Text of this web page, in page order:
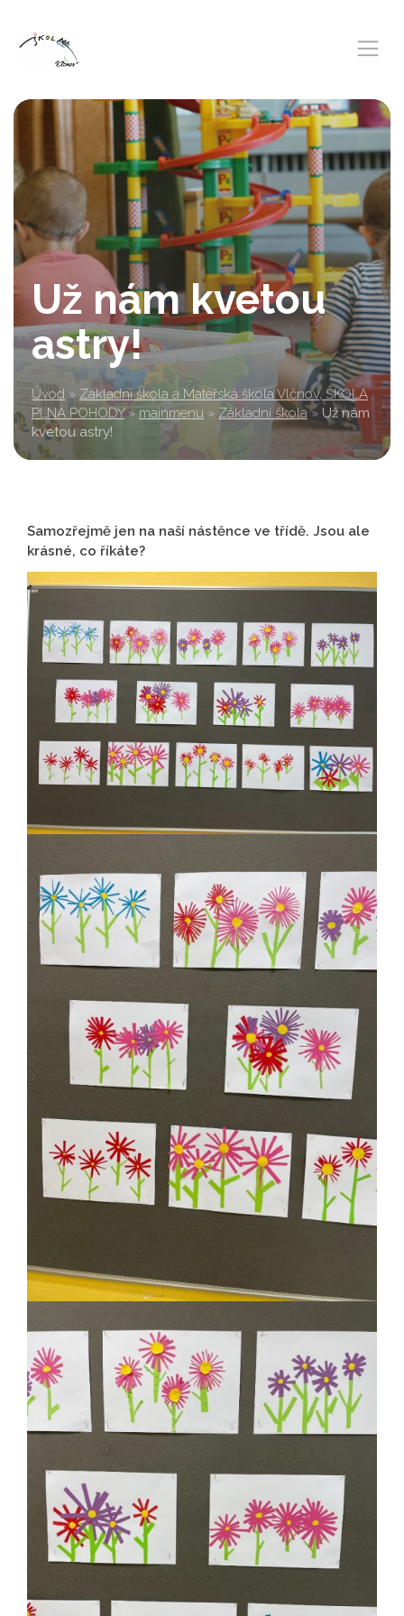
Už nám kvetou
astry!
Úvod » Základní škola a Mateřská škola Vlčnov, ŠKOLA
PLNÁ POHODY » mainmenu » Základní škola » Už nám
kvetou astry!
Samozřejmě jen na naší nástěnce ve třídě. Jsou ale
krásné, co říkáte?